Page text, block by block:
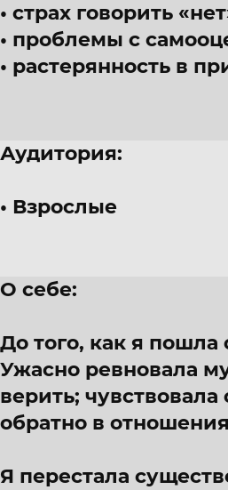
страх говорить
проблемы с
растерянность в
Аудитория:
Взрослые
О себе:
До того, как я пошла
Ужасно ревновала
верить;
обратно в
Я перестала